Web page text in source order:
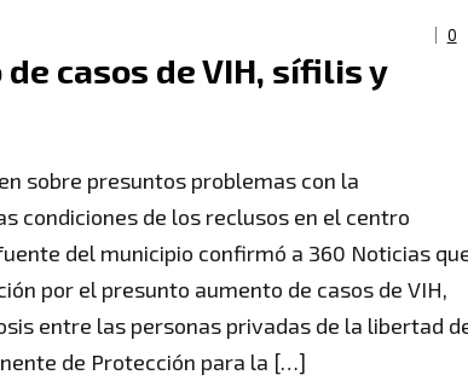
0
casos de VIH, sífilis y
sobre presuntos problemas con la
condiciones de los reclusos en el centro
del municipio confirmó a 360 Noticias
por el presunto aumento de casos de VIH,
entre las personas privadas de la libertad
de Protección para la […]